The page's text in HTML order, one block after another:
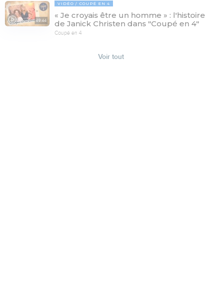
49:44
VIDÉO COUPÉ EN 4
« Je croyais être un homme » : l'histoire
de Janick Christen dans "Coupé en 4"
Coupé en 4
Voir tout